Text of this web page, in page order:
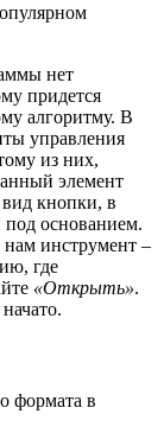
нет
придется
алгоритму. В
управления
из них,
элемент
кнопки, в
под основанием.
нам инструмент –
где
«Открыть».
формата в